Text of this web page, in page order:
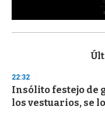
s
d
s
o
f
22:32
Insólito festejo de
los vestuarios, se